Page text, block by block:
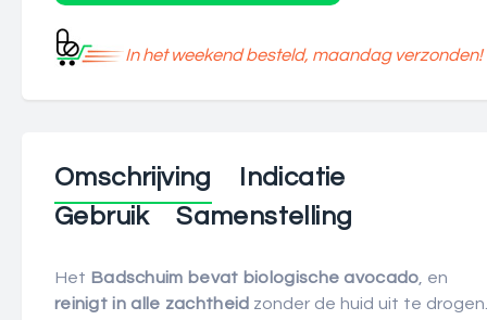
In het weekend besteld, maandag verzonden!
Omschrijving
Indicatie
Gebruik
Samenstelling
Het Badschuim bevat biologische avocado , en
reinigt in alle zachtheid zonder de huid uit te